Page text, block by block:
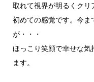
取れて視界が明るくクリ
初めての感覚です。今
が・・・
ほっこり笑顔で幸せな
ます。